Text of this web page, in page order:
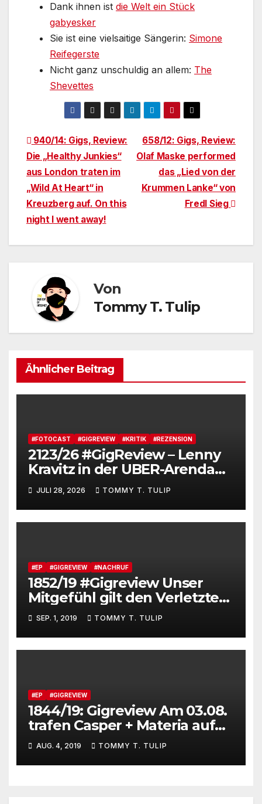
Dank ihnen ist die Welt ein Stück
gabyesker
Sie ist eine vielsaitige Sängerin: Simone
Reifegerste
Nicht ganz unschuldig an allem: The
Shevettes
Beitragsnavigation
658/12: Gigs, Review:
Olaf Maske performed
das „Lied von der
Krummen Lanke“ von
Fredl Sieg
940/14: Gigs, Review:
Die „Healthy Junkies“
aus London traten im
„Wild At Heart“ in
Kreuzberg auf. On this
night I went away!
Von
Tommy T. Tulip
Ähnlicher Beitrag
#FOTOCAST #GIGREVIEW #KRITIK #REZENSION
2123/26 #GigReview – Lenny
Kravitz in der UBER-Arenda
#LetLoveRule – Deutsche Cis-
Kartoffel zieht nochmal die
Lederjacke an. Tommy, das
Brot, besucht Lenny Kravitz
JULI 28, 2026 TOMMY T. TULIP
#EP #GIGREVIEW #NACHRUF
1852/19 #Gigreview Unser
Mitgefühl gilt den Verletzten
von Essen #capserxoccial
#marteria #1982 #supernova
SEP. 1, 2019 TOMMY T. TULIP
#EP #GIGREVIEW
1844/19: Gigreview Am 03.08.
trafen Casper + Materia auf
eine ausverkaufte
Waldbühne, und Monchi war
auch da.
AUG. 4, 2019 TOMMY T. TULIP